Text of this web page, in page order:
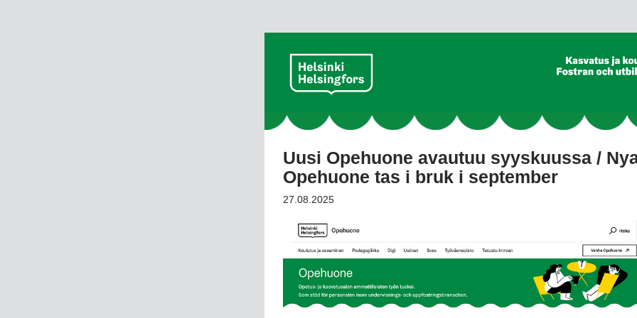
Uusi Opehuone avautuu syyskuussa /
Opehuone tas i bruk i september
27.08.2025